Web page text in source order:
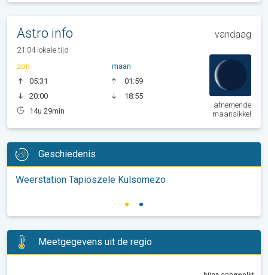
Astro info vandaag
21:04 lokale tijd
zon
05:31
20:00
14u 29min
maan
01:59
18:55
afnemende
maansikkel
Geschiedenis
Weerstation Tapioszele Kulsomezo
Meetgegevens uit de regio